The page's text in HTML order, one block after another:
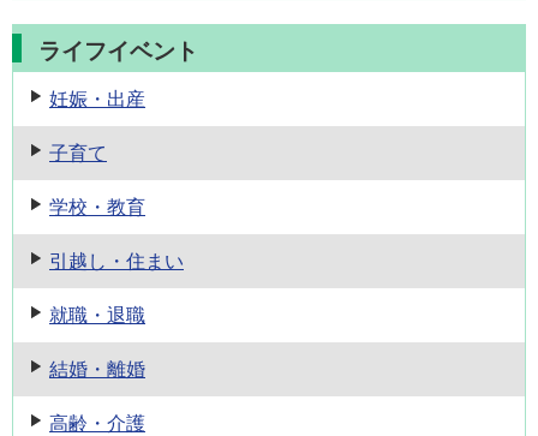
ライフイベント
妊娠・出産
子育て
学校・教育
引越し・住まい
就職・退職
結婚・離婚
高齢・介護